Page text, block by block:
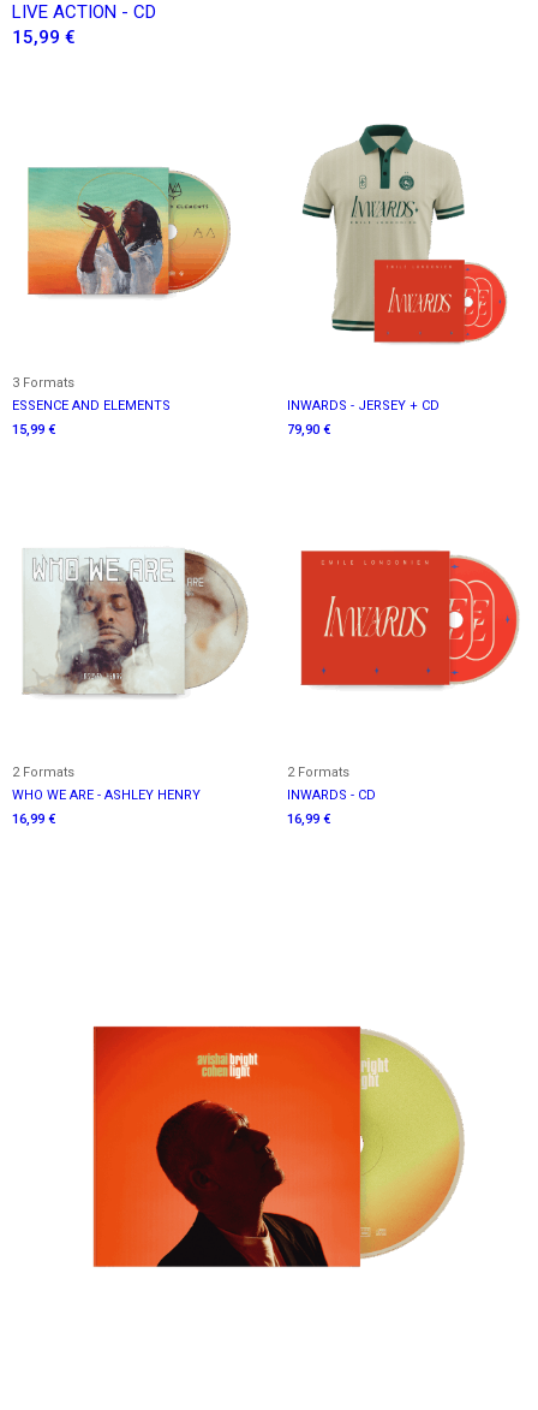
LIVE ACTION - CD
15,99 €
3 Formats
ESSENCE AND ELEMENTS
15,99 €
INWARDS - JERSEY + CD
79,90 €
2 Formats
WHO WE ARE - ASHLEY HENRY
16,99 €
2 Formats
INWARDS - CD
16,99 €